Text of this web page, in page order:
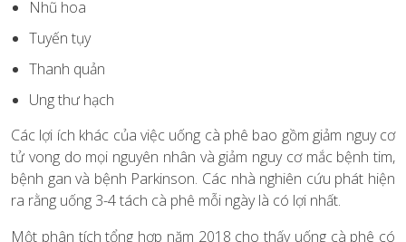
Nhũ hoa
Tuyến tụy
Thanh quản
Ung thư hạch
Các lợi ích khác của việc uống cà phê bao gồm giảm nguy cơ
tử vong do mọi nguyên nhân và giảm nguy cơ mắc bệnh tim,
bệnh gan và bệnh Parkinson. Các nhà nghiên cứu phát hiện
ra rằng uống 3-4 tách cà phê mỗi ngày là có lợi nhất.
Một phân tích tổng hợp năm 2018 cho thấy uống cà phê có